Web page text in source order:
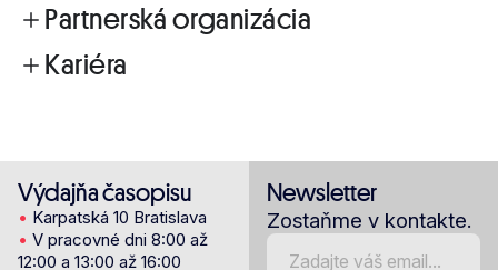
Partnerská organizácia
Kariéra
Výdajňa časopisu
• Karpatská 10 Bratislava
• V pracovné dni 8:00 až
12:00 a 13:00 až 16:00
Newsletter
Zostaňme v kontakte.